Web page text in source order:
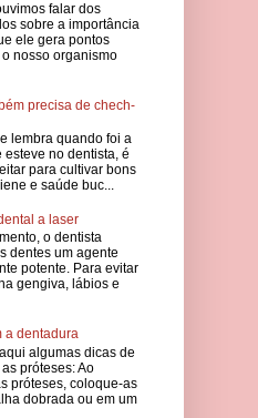
falar dos
sobre a importância
ele gera pontos
nosso organismo
precisa de chech-
lembra quando foi a
esteve no dentista, é
para cultivar bons
e saúde buc...
a laser
o dentista
dentes um agente
potente. Para evitar
gengiva, lábios e
a dentadura
algumas dicas de
próteses: Ao
próteses, coloque-as
dobrada ou em um